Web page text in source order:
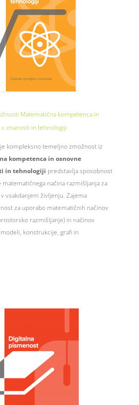
Matematična kompetenca in
znanosti in tehnologiji
kompleksno temeljno zmožnost iz
kompetenca in osnovne
in tehnologiji predstavlja sposobnost
načina razmišljanja za
vsakdanjem življenju. Zajema
za uporabo matematičnih načinov
razmišljanje) in načinov
konstrukcije, grafi in